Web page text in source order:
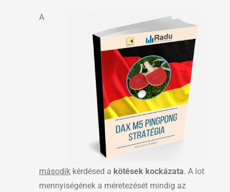
A
második kérdésed a kötések kockázata. A lot
mennyiségének a méretezését mindig az